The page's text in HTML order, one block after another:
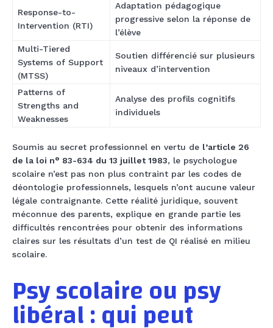
Response-to-
Intervention (RTI)
Adaptation pédagogique
progressive selon la réponse de
l’élève
Multi-Tiered
Systems of Support
(MTSS)
Soutien différencié sur plusieurs
niveaux d’intervention
Patterns of
Strengths and
Weaknesses
Analyse des profils cognitifs
individuels
Soumis au secret professionnel en vertu de l’article 26
de la loi n° 83-634 du 13 juillet 1983, le psychologue
scolaire n’est pas non plus contraint par les codes de
déontologie professionnels, lesquels n’ont aucune valeur
légale contraignante. Cette réalité juridique, souvent
méconnue des parents, explique en grande partie les
difficultés rencontrées pour obtenir des informations
claires sur les résultats d’un test de QI réalisé en milieu
scolaire.
Psy scolaire ou psy
libéral : qui peut